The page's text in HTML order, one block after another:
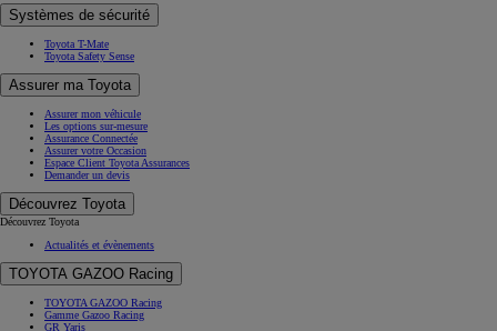
Systèmes de sécurité
Toyota T-Mate
Toyota Safety Sense
Assurer ma Toyota
Assurer mon véhicule
Les options sur-mesure
Assurance Connectée
Assurer votre Occasion
Espace Client Toyota Assurances
Demander un devis
Découvrez Toyota
Découvrez Toyota
Actualités et évènements
TOYOTA GAZOO Racing
TOYOTA GAZOO Racing
Gamme Gazoo Racing
GR Yaris